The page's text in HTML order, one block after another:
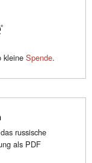
kleine Spende.
russische
als PDF